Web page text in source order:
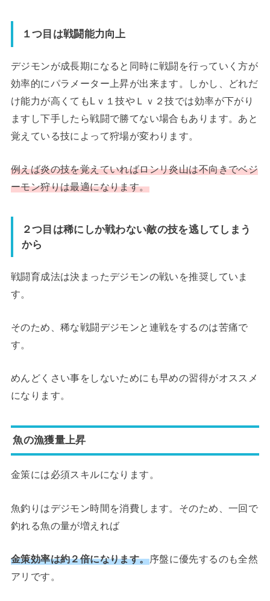
１つ目は戦闘能力向上
デジモンが成長期になると同時に戦闘を行っていく方が
効率的にパラメーター上昇が出来ます。しかし、どれだ
け能力が高くてもLｖ１技やＬｖ２技では効率が下がり
ますし下手したら戦闘で勝てない場合もあります。あと
覚えている技によって狩場が変わります。
例えば炎の技を覚えていればロンリ炎山は不向きでベジ
ーモン狩りは最適になります。
２つ目は稀にしか戦わない敵の技を逃してしまう
から
戦闘育成法は決まったデジモンの戦いを推奨していま
す。
そのため、稀な戦闘デジモンと連戦をするのは苦痛で
す。
めんどくさい事をしないためにも早めの習得がオススメ
になります。
魚の漁獲量上昇
金策には必須スキルになります。
魚釣りはデジモン時間を消費します。そのため、一回で
釣れる魚の量が増えれば
金策効率は約２倍になります。序盤に優先するのも全然
アリです。